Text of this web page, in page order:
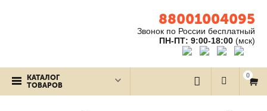
88001004095
Звонок по России бесплатный
ПН-ПТ: 9:00-18:00 (мск)
КАТАЛОГ
ТОВАРОВ
0